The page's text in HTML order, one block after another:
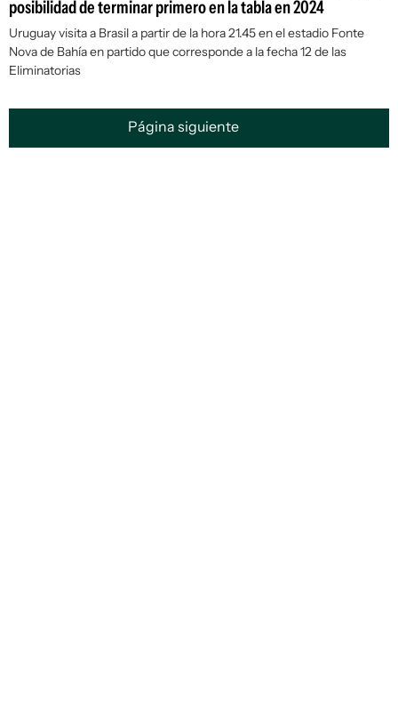
posibilidad de terminar primero en la tabla en 2024
Uruguay visita a Brasil a partir de la hora 21.45 en el estadio Fonte
Nova de Bahía en partido que corresponde a la fecha 12 de las
Eliminatorias
Página siguiente